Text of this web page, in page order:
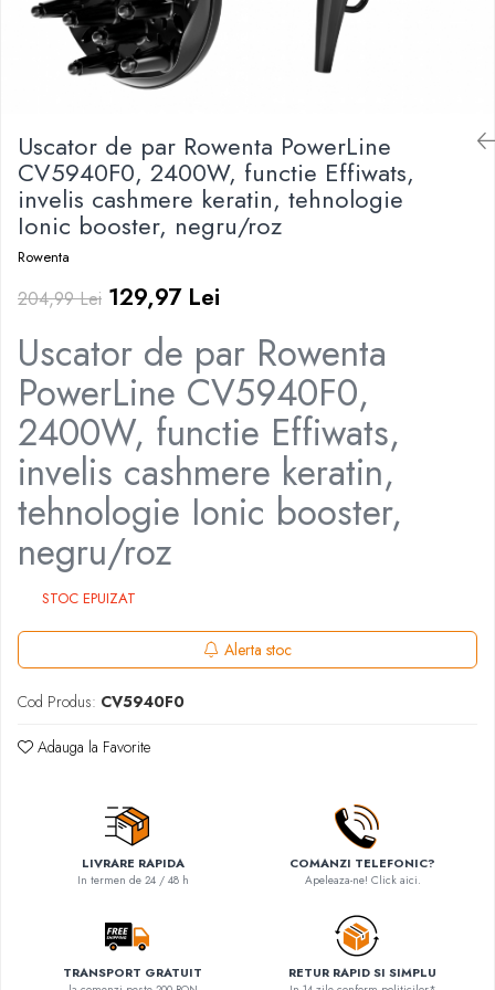
Pistoale de lipit
Termometre bucatarie
Uscatoare Rufe
Veioze si Lampi
Vopsele si Pigmenti
Perii de par electrice
Uscatoare de par
Uscator de par Rowenta PowerLine
CV5940F0, 2400W, functie Effiwats,
invelis cashmere keratin, tehnologie
Ionic booster, negru/roz
Rowenta
204,99 Lei 129,97 Lei
Uscator de par Rowenta
PowerLine CV5940F0,
2400W, functie Effiwats,
invelis cashmere keratin,
tehnologie Ionic booster,
negru/roz
STOC EPUIZAT
Alerta stoc
Cod Produs: CV5940F0
Adauga la Favorite
LIVRARE RAPIDA
In termen de 24 / 48 h
COMANZI TELEFONIC?
Apeleaza-ne! Click aici.
TRANSPORT GRATUIT RETUR RAPID SI SIMPLU